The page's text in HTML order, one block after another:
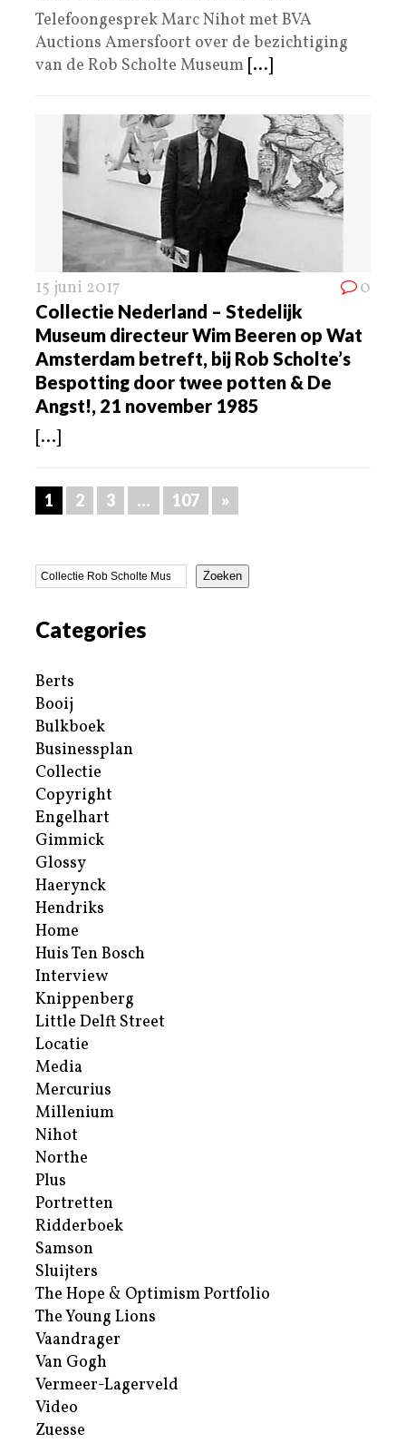
Telefoongesprek Marc Nihot met BVA
Auctions Amersfoort over de bezichtiging
van de Rob Scholte Museum [...]
15 juni 2017 0
Collectie Nederland – Stedelijk
Museum directeur Wim Beeren op Wat
Amsterdam betreft, bij Rob Scholte’s
Bespotting door twee potten & De
Angst!, 21 november 1985
[...]
1 2 3 … 107 »
Zoeken
Categories
Berts
Booij
Bulkboek
Businessplan
Collectie
Copyright
Engelhart
Gimmick
Glossy
Haerynck
Hendriks
Home
Huis Ten Bosch
Interview
Knippenberg
Little Delft Street
Locatie
Media
Mercurius
Millenium
Nihot
Northe
Plus
Portretten
Ridderboek
Samson
Sluijters
The Hope & Optimism Portfolio
The Young Lions
Vaandrager
Van Gogh
Vermeer-Lagerveld
Video
Zuesse